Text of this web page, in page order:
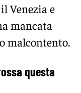
Venezia e
mancata
malcontento.
questa